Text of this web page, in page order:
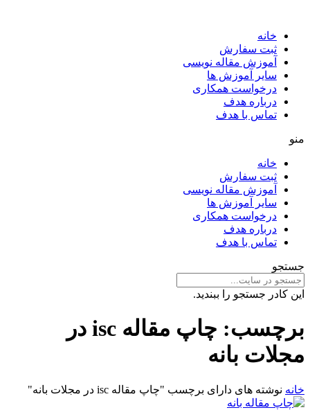
خانه
ثبت سفارش
آموزش مقاله نویسی
سایر آموزش ها
درخواست همکاری
درباره هدف
تماس با هدف
منو
خانه
ثبت سفارش
آموزش مقاله نویسی
سایر آموزش ها
درخواست همکاری
درباره هدف
تماس با هدف
جستجو
این کادر جستجو را ببندید.
برچسب:
چاپ مقاله isc در
مجلات بانه
خانه نوشته های دارای برچسب "چاپ مقاله isc در مجلات بانه"